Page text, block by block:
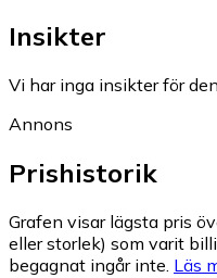
Insikter
Vi har inga insikter för
Annons
Prishistorik
Grafen visar lägsta pris
eller storlek) som varit
begagnat ingår inte. Läs